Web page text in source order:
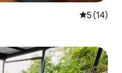
5 ud af 5 i
5 (14)